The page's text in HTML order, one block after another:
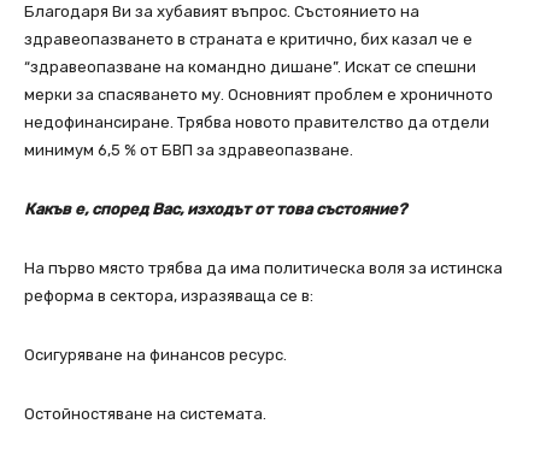
Благодаря Ви за хубавият въпрос. Състоянието на
здравеопазването в страната е критично, бих казал че е
“здравеопазване на командно дишане”. Искат се спешни
мерки за спасяването му. Основният проблем е хроничното
недофинансиране. Трябва новото правителство да отдели
минимум 6,5 % от БВП за здравеопазване.
Какъв е, според Вас, изходът от това състояние?
На първо място трябва да има политическа воля за истинска
реформа в сектора, изразяваща се в:
Осигуряване на финансов ресурс.
Остойностяване на системата.